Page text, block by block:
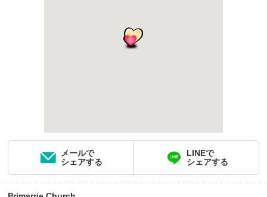
メールで
シェアする
LINEで
シェアする